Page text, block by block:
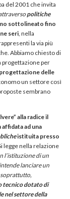
del 2001 che invita
politiche
sottolineato fino
seri, nella
la via più
Abbiamo chiesto di
progettazione per
delle
un settore così
sembrano
alla radice il
ad una
istituita presso
legge nella relazione
l’istituzione di un
lanciare un
soprattutto,
tecnico dotato di
nel settore della